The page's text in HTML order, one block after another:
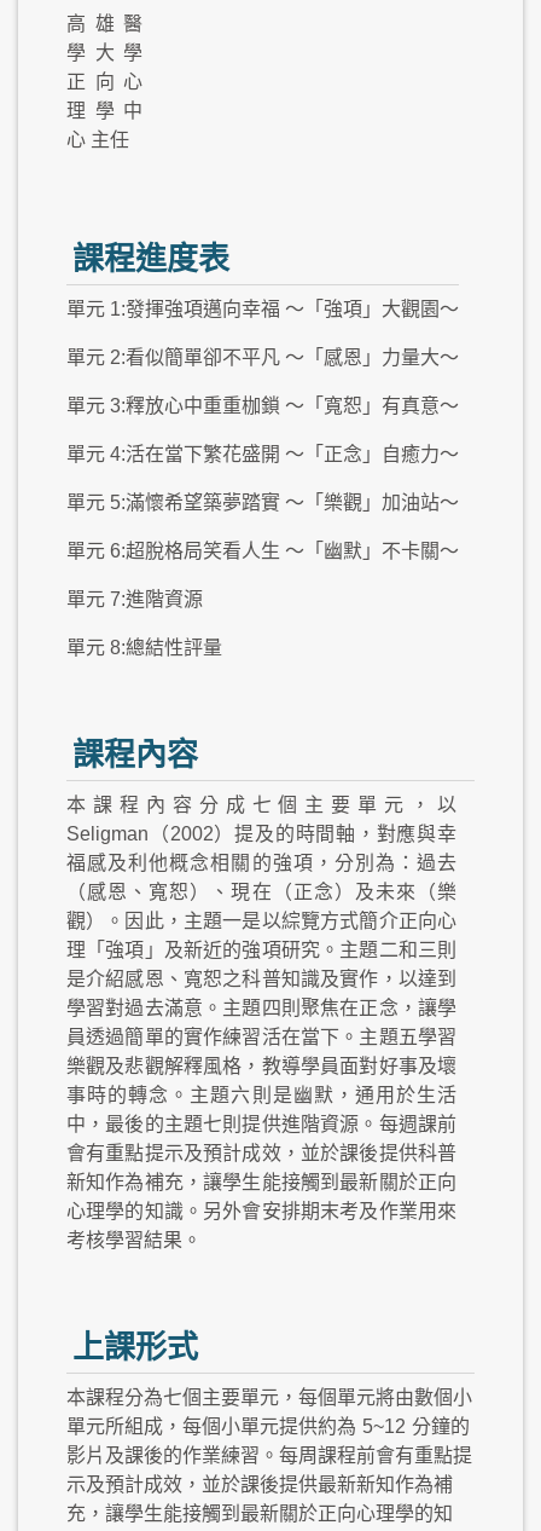
高雄醫
學大學
正向心
理學中
心 主任
課程進度表
單元 1:發揮強項邁向幸福 ～「強項」大觀園～
單元 2:看似簡單卻不平凡 ～「感恩」力量大～
單元 3:釋放心中重重枷鎖 ～「寬恕」有真意～
單元 4:活在當下繁花盛開 ～「正念」自癒力～
單元 5:滿懷希望築夢踏實 ～「樂觀」加油站～
單元 6:超脫格局笑看人生 ～「幽默」不卡關～
單元 7:進階資源
單元 8:總結性評量
課程內容
本課程內容分成七個主要單元，以
Seligman（2002）提及的時間軸，對應與幸
福感及利他概念相關的強項，分別為：過去
（感恩、寬恕）、現在（正念）及未來（樂
觀）。因此，主題一是以綜覽方式簡介正向心
理「強項」及新近的強項研究。主題二和三則
是介紹感恩、寬恕之科普知識及實作，以達到
學習對過去滿意。主題四則聚焦在正念，讓學
員透過簡單的實作練習活在當下。主題五學習
樂觀及悲觀解釋風格，教導學員面對好事及壞
事時的轉念。主題六則是幽默，通用於生活
中，最後的主題七則提供進階資源。每週課前
會有重點提示及預計成效，並於課後提供科普
新知作為補充，讓學生能接觸到最新關於正向
心理學的知識。另外會安排期末考及作業用來
考核學習結果。
上課形式
本課程分為七個主要單元，每個單元將由數個小
單元所組成，每個小單元提供約為 5~12 分鐘的
影片及課後的作業練習。每周課程前會有重點提
示及預計成效，並於課後提供最新新知作為補
充，讓學生能接觸到最新關於正向心理學的知